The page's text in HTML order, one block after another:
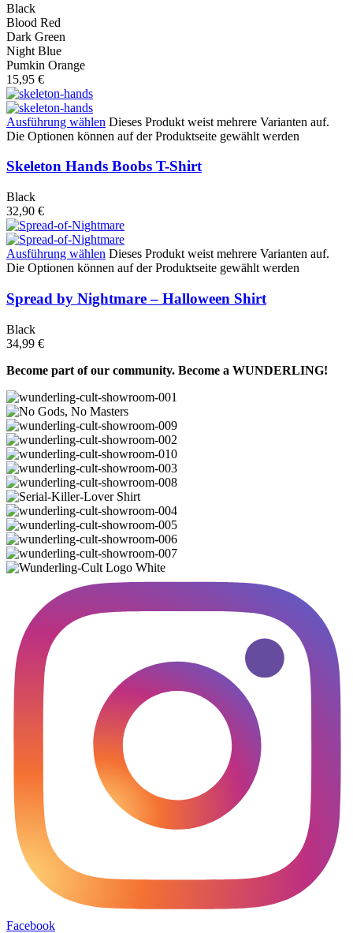
Black
Blood Red
Dark Green
Night Blue
Pumkin Orange
15,95 €
Ausführung wählen Dieses Produkt weist mehrere Varianten auf.
Die Optionen können auf der Produktseite gewählt werden
Skeleton Hands Boobs T-Shirt
Black
32,90 €
Ausführung wählen Dieses Produkt weist mehrere Varianten auf.
Die Optionen können auf der Produktseite gewählt werden
Spread by Nightmare – Halloween Shirt
Black
34,99 €
Become part of our community. Become a WUNDERLING!
Facebook